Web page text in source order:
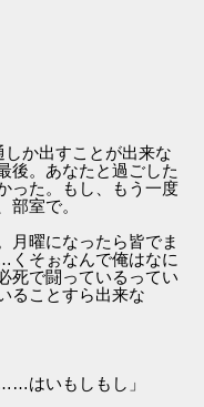
か出すことが出来な
後。あなたと過ごした
った。もし、もう一度
室で。
月曜になったら皆でま
そぉなんで俺はなに
死で闘っているってい
ることすら出来な
はいもしもし」